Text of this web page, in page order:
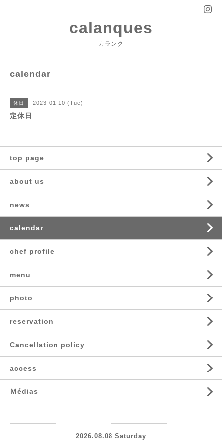
calanques
カランク
calendar
休日 2023-01-10 (Tue)
定休日
top page
about us
news
calendar
chef profile
menu
photo
reservation
Cancellation policy
access
Ｍédias
2026.08.08 Saturday